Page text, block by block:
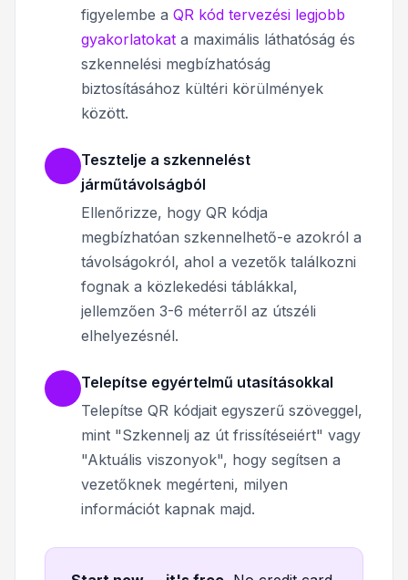
figyelembe a QR kód tervezési legjobb
gyakorlatokat a maximális láthatóság és
szkennelési megbízhatóság
biztosításához kültéri körülmények
között.
Tesztelje a szkennelést
járműtávolságból
Ellenőrizze, hogy QR kódja
megbízhatóan szkennelhető-e azokról a
távolságokról, ahol a vezetők találkozni
fognak a közlekedési táblákkal,
jellemzően 3-6 méterről az útszéli
elhelyezésnél.
Telepítse egyértelmű utasításokkal
Telepítse QR kódjait egyszerű szöveggel,
mint "Szkennelj az út frissítéseiért" vagy
"Aktuális viszonyok", hogy segítsen a
vezetőknek megérteni, milyen
információt kapnak majd.